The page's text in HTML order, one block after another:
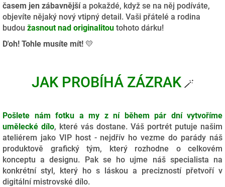
časem jen zábavnějšía pokaždé, když se na něj podíváte,
objevíte nějaký nový vtipný detail. Vaši přátelé a rodina
budou žasnout nad originalitou tohoto dárku!
D'oh! Tohle musíte mít! 💛
JAK PROBÍHÁ ZÁZRAK🪄
Pošlete nám fotku a my z ní během pár dní vytvoříme
umělecké dílo, které vás dostane. Váš portrét putuje našim
ateliérem jako VIP host - nejdřív ho vezme do parády náš
produktově grafický tým, který rozhodne o celkovém
konceptu a designu. Pak se ho ujme náš specialista na
konkrétní styl, který ho s láskou a precizností přetvoří v
digitální mistrovské dílo.